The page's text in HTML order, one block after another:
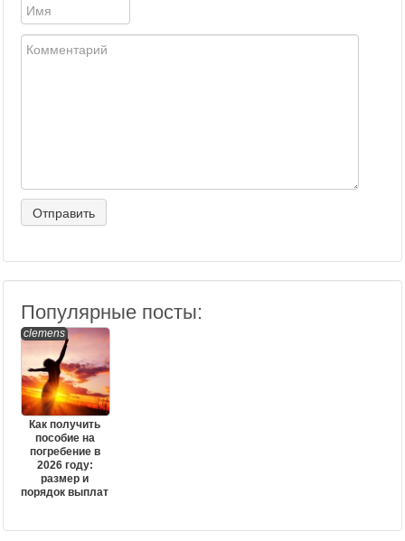
Популярные посты:
clemens
Как получить
пособие на
погребение в
2026 году:
размер и
порядок выплат